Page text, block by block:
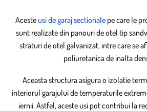
Acesteusi de garaj sectionale pe care le
sunt realizate din panouri de otel tip
straturi de otel galvanizat, intre care se
poliuretanica de inalta
Aceasta structura asigura o izolatie
interiorul garajului de temperaturile
iernii. Astfel, aceste usi pot contribui la